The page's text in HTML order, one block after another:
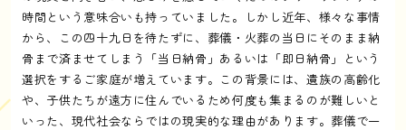
時間という意味合いも持っていました。しかし近年、様々な事情
から、この四十九日を待たずに、葬儀・火葬の当日にそのまま納
骨まで済ませてしまう「当日納骨」あるいは「即日納骨」という
選択をするご家庭が増えています。この背景には、遺族の高齢化
や、子供たちが遠方に住んでいるため何度も集まるのが難しいと
いった、現代社会ならではの現実的な理由があります。葬儀で一